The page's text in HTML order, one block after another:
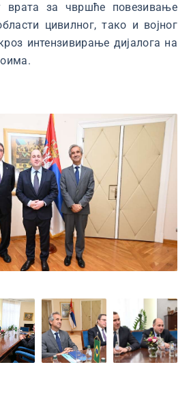
врата за чвршће повезивање
цивилног, тако и војног
интензивирање дијалога на